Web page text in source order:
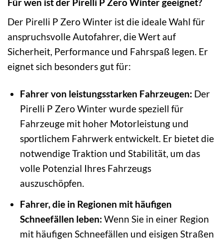
Der Pirelli P Zero Winter ist die ideale Wahl für
anspruchsvolle Autofahrer, die Wert auf
Sicherheit, Performance und Fahrspaß legen. Er
eignet sich besonders gut für:
Fahrer von leistungsstarken Fahrzeugen: Der
Pirelli P Zero Winter wurde speziell für
Fahrzeuge mit hoher Motorleistung und
sportlichem Fahrwerk entwickelt. Er bietet die
notwendige Traktion und Stabilität, um das
volle Potenzial Ihres Fahrzeugs
auszuschöpfen.
Fahrer, die in Regionen mit häufigen
Schneefällen leben: Wenn Sie in einer Region
mit häufigen Schneefällen und eisigen Straßen